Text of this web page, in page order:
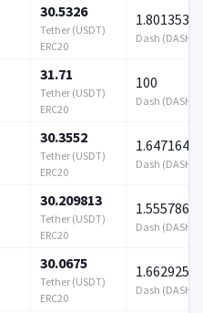
30.5326
Tether (USDT)
ERC20
1.801353
Dash (DASH)
31.71
Tether (USDT)
ERC20
100
Dash (DASH)
30.3552
Tether (USDT)
ERC20
1.647164
Dash (DASH)
30.209813
Tether (USDT)
ERC20
1.555786
Dash (DASH)
30.0675
Tether (USDT)
ERC20
1.662925
Dash (DASH)